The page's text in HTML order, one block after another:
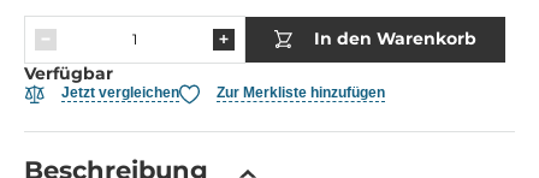
In den Warenkorb
Verfügbar
Jetzt vergleichen Zur Merkliste hinzufügen
Beschreibung